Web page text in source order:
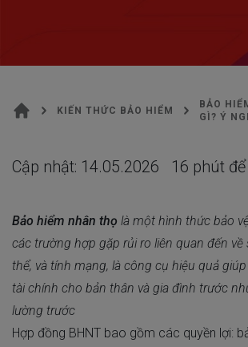
KIẾN THỨC BẢO HIỂM
BẢO
GÌ? Ý
Cập nhật: 14.05.2026 16 phút
Bảo hiểm nhân thọ là một hình thức bảo
các trường hợp gặp rủi ro liên quan đến về
thể, và tính mạng, là công cụ hiệu quả
tài chính cho bản thân và gia đình trước
lường trước
Hợp đồng BHNT bao gồm các quyền lợi: